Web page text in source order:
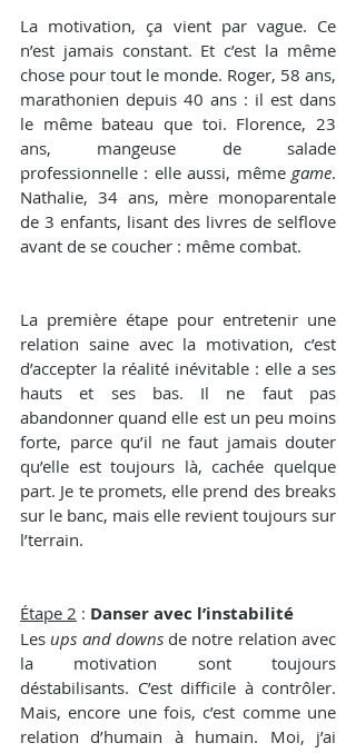
La motivation, ça vient par vague. Ce
n’est jamais constant. Et c’est la même
chose pour tout le monde. Roger, 58 ans,
marathonien depuis 40 ans : il est dans
le même bateau que toi. Florence, 23
ans, mangeuse de salade
professionnelle : elle aussi, même game.
Nathalie, 34 ans, mère monoparentale
de 3 enfants, lisant des livres de selflove
avant de se coucher : même combat.
La première étape pour entretenir une
relation saine avec la motivation, c’est
d’accepter la réalité inévitable : elle a ses
hauts et ses bas. Il ne faut pas
abandonner quand elle est un peu moins
forte, parce qu’il ne faut jamais douter
qu’elle est toujours là, cachée quelque
part. Je te promets, elle prend des breaks
sur le banc, mais elle revient toujours sur
l’terrain.
Étape 2 : Danser avec l’instabilité
Les ups and downs de notre relation avec
la motivation sont toujours
déstabilisants. C’est difficile à contrôler.
Mais, encore une fois, c’est comme une
relation d’humain à humain. Moi, j’ai